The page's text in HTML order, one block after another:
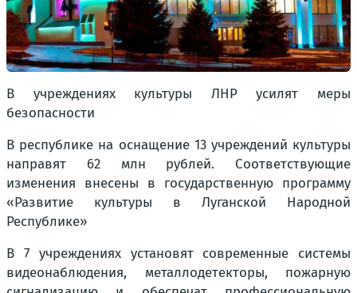
В учреждениях культуры ЛНР усилят меры
безопасности
В республике на оснащение 13 учреждений культуры
направят 62 млн рублей. Соответствующие
изменения внесены в государственную программу
«Развитие культуры в Луганской Народной
Республике»
В 7 учреждениях установят современные системы
видеонаблюдения, металлодетекторы, пожарную